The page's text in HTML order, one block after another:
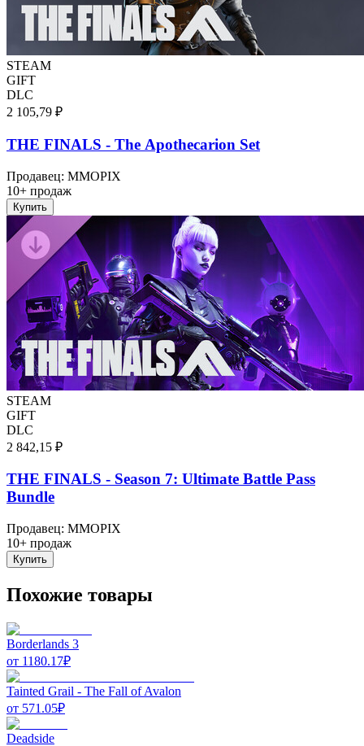
STEAM
GIFT
DLC
2 105,79 ₽
THE FINALS - The Apothecarion Set
Продавец: MMOPIX
10+ продаж
Купить
STEAM
GIFT
DLC
2 842,15 ₽
THE FINALS - Season 7: Ultimate Battle Pass
Bundle
Продавец: MMOPIX
10+ продаж
Купить
Похожие товары
Borderlands 3
от 1180.17₽
Tainted Grail - The Fall of Avalon
от 571.05₽
Deadside